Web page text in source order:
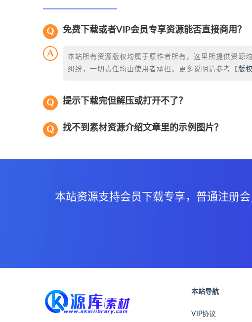
免费下载或者VIP会员专享资源能否直接商用？
本站所有资源版权均属于原作者所有，这里所提供资源
纠纷，一切责任均由使用者承担。更多说明请参考【 版
提示下载完但解压或打开不了？
找不到素材资源介绍文章里的示例图片？
本站资源支持会员下载专享，普通注册
本站导航
VIP协议